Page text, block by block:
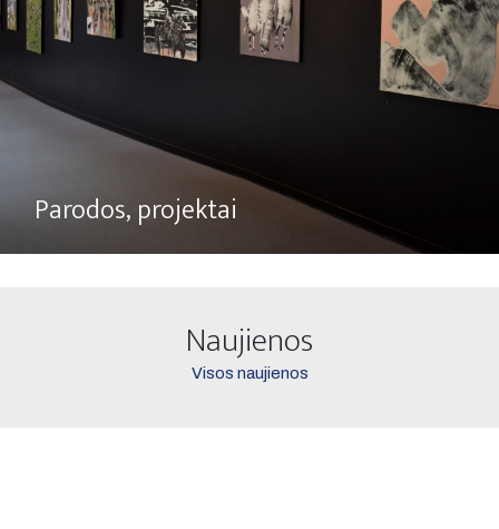
Parodos, projektai
Naujienos
Visos naujienos